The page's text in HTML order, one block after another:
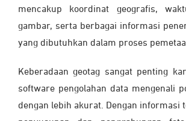
mencakup koordinat geografis,
gambar, serta berbagai informasi
yang dibutuhkan dalam proses
Keberadaan geotag sangat penting
software pengolahan data mengenali
dengan lebih akurat. Dengan informasi